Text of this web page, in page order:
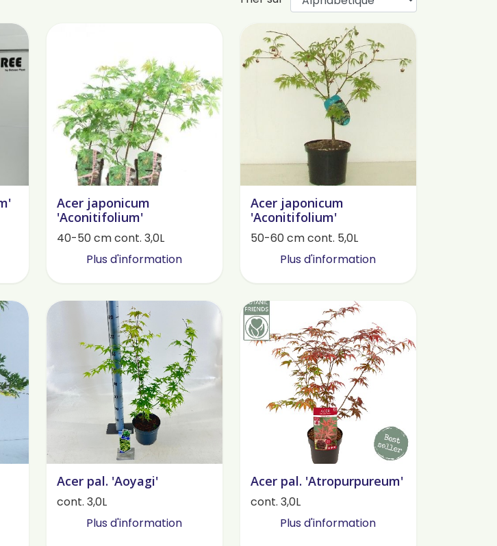
Acer japonicum
'Aconitifolium'
40-50 cm cont. 3,0L
Plus d'information
Acer japonicum
'Aconitifolium'
50-60 cm cont. 5,0L
Plus d'information
Acer pal. 'Aoyagi'
cont. 3,0L
Plus d'information
Acer pal. 'Atropurpureum'
cont. 3,0L
Plus d'information